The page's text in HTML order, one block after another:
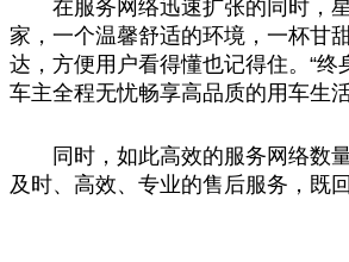
在服务网络迅速扩张的同时，
家，一个温馨舒适的环境，一杯甘
达，方便用户看得懂也记得住。“
车主全程无忧畅享高品质的用车生活
同时，如此高效的服务网络数
及时、高效、专业的售后服务，既